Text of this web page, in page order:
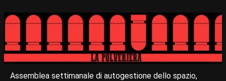
Assemblea settimanale di autogestione dello spazio,